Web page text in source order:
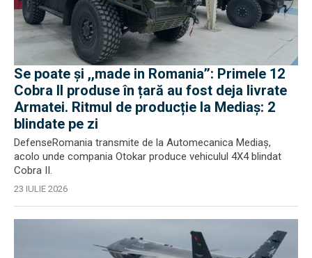
Se poate și ,,made in Romania’’: Primele 12
Cobra II produse în țară au fost deja livrate
Armatei. Ritmul de producție la Mediaș: 2
blindate pe zi
DefenseRomania transmite de la Automecanica Mediaș,
acolo unde compania Otokar produce vehiculul 4X4 blindat
Cobra II.
23 IULIE 2026